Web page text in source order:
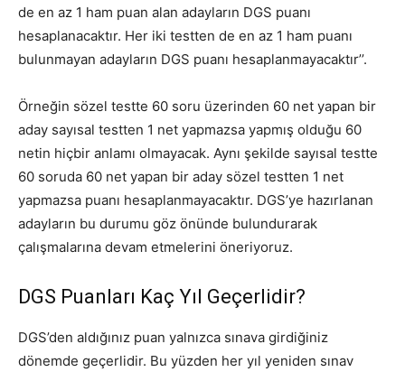
de en az 1 ham puan alan adayların DGS puanı
hesaplanacaktır. Her iki testten de en az 1 ham puanı
bulunmayan adayların DGS puanı hesaplanmayacaktır’’.
Örneğin sözel testte 60 soru üzerinden 60 net yapan bir
aday sayısal testten 1 net yapmazsa yapmış olduğu 60
netin hiçbir anlamı olmayacak. Aynı şekilde sayısal testte
60 soruda 60 net yapan bir aday sözel testten 1 net
yapmazsa puanı hesaplanmayacaktır. DGS’ye hazırlanan
adayların bu durumu göz önünde bulundurarak
çalışmalarına devam etmelerini öneriyoruz.
DGS Puanları Kaç Yıl Geçerlidir?
DGS’den aldığınız puan yalnızca sınava girdiğiniz
dönemde geçerlidir. Bu yüzden her yıl yeniden sınav